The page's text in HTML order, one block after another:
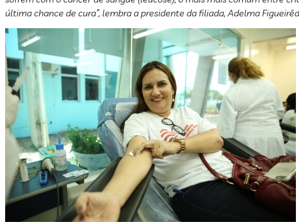
última chance de cura”, lembra a presidente da filiada, Adelma